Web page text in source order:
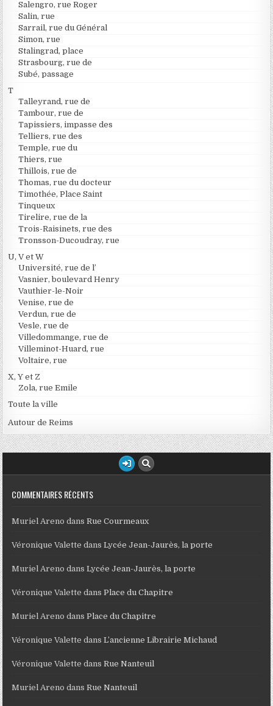
Salengro, rue Roger
Salin, rue
Sarrail, rue du Général
Simon, rue
Stalingrad, place
Strasbourg, rue de
Subé, passage
T
Talleyrand, rue de
Tambour, rue de
Tapissiers, impasse des
Telliers, rue des
Temple, rue du
Thiers, rue
Thillois, rue de
Thomas, rue du docteur
Timothée, Place Saint
Tinqueux
Tirelire, rue de la
Trois-Raisinets, rue des
Tronsson-Ducoudray, rue
U, V et W
Université, rue de l’
Vasnier, boulevard Henry
Vauthier-le-Noir
Venise, rue de
Verdun, rue de
Vesle, rue de
Villedommange, rue de
Villeminot-Huard, rue
Voltaire, rue
X, Y et Z
Zola, rue Emile
Toute la ville
Autour de Reims
COMMENTAIRES RÉCENTS
Muriel Areno dansRue Courmeaux
Véronique Valette dansLycée Jean-Jaurès, la porte
Muriel Areno dansLycée Jean-Jaurès, la porte
Véronique Valette dansPlace du Chapitre
Muriel Areno dansPlace du Chapitre
Véronique Valette dansL’ancienne Librairie Michaud
Véronique Valette dansRue Nanteuil
Muriel Areno dansRue Nanteuil